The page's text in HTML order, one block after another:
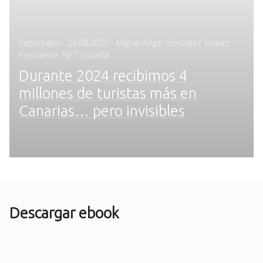
Reportajes - Posted
on
23.08.2025 - Miguel Angel Gonzalez Suárez ·
Presidente FIJET España
Durante 2024 recibimos 4
millones de turistas más en
Canarias… pero invisibles
Descargar ebook